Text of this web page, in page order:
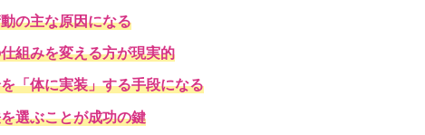
の主な原因になる
組みを変える方が現実的
「体に実装」する手段になる
選ぶことが成功の鍵